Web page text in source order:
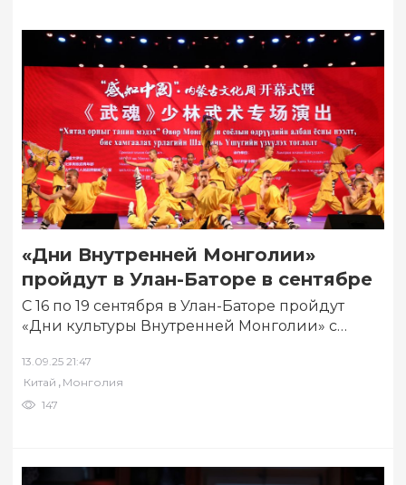
«Дни Внутренней Монголии»
пройдут в Улан-Баторе в сентябре
С 16 по 19 сентября в Улан-Баторе пройдут
«Дни культуры Внутренней Монголии» с
Об…
13.09.25 21:47
Китай , Монголия
147